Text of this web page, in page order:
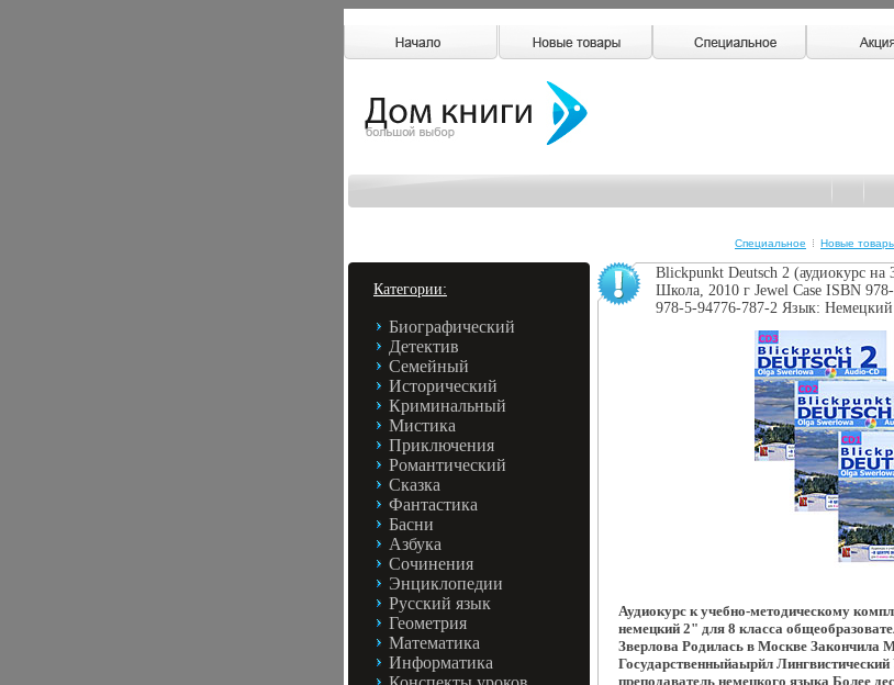
Специальное Новые
Категории:
Биографический
Детектив
Семейный
Исторический
Криминальный
Мистика
Приключения
Романтический
Сказка
Фантастика
Басни
Азбука
Сочинения
Энциклопедии
Русский язык
Геометрия
Математика
Информатика
Blickpunkt Deutsch 2 (аудиокурс
Школа, 2010 г Jewel Case ISBN
978-5-94776-787-2 Язык:
Аудиокурс к учебно-методическому
немецкий 2" для 8 класса
Зверлова Родилась в Москве Закончила
Государственныйаырйл Лингвистический
преподаватель немецкого языка Более